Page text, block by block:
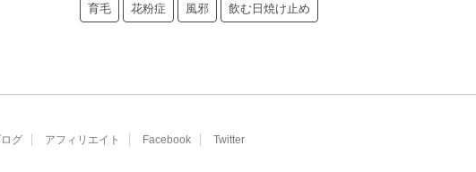
育毛 花粉症 風邪 飲む日焼け止め
グ アフィリエイト Facebook Twitter